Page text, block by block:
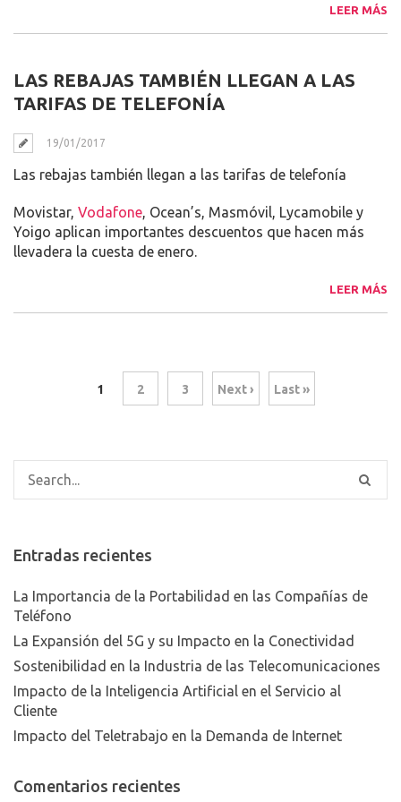
LEER MÁS
LAS REBAJAS TAMBIÉN LLEGAN A LAS
TARIFAS DE TELEFONÍA
19/01/2017
Las rebajas también llegan a las tarifas de telefonía
Movistar, Vodafone, Ocean’s, Masmóvil, Lycamobile y
Yoigo aplican importantes descuentos que hacen más
llevadera la cuesta de enero.
LEER MÁS
1 2 3 Next › Last »
Entradas recientes
La Importancia de la Portabilidad en las Compañías de
Teléfono
La Expansión del 5G y su Impacto en la Conectividad
Sostenibilidad en la Industria de las Telecomunicaciones
Impacto de la Inteligencia Artificial en el Servicio al
Cliente
Impacto del Teletrabajo en la Demanda de Internet
Comentarios recientes